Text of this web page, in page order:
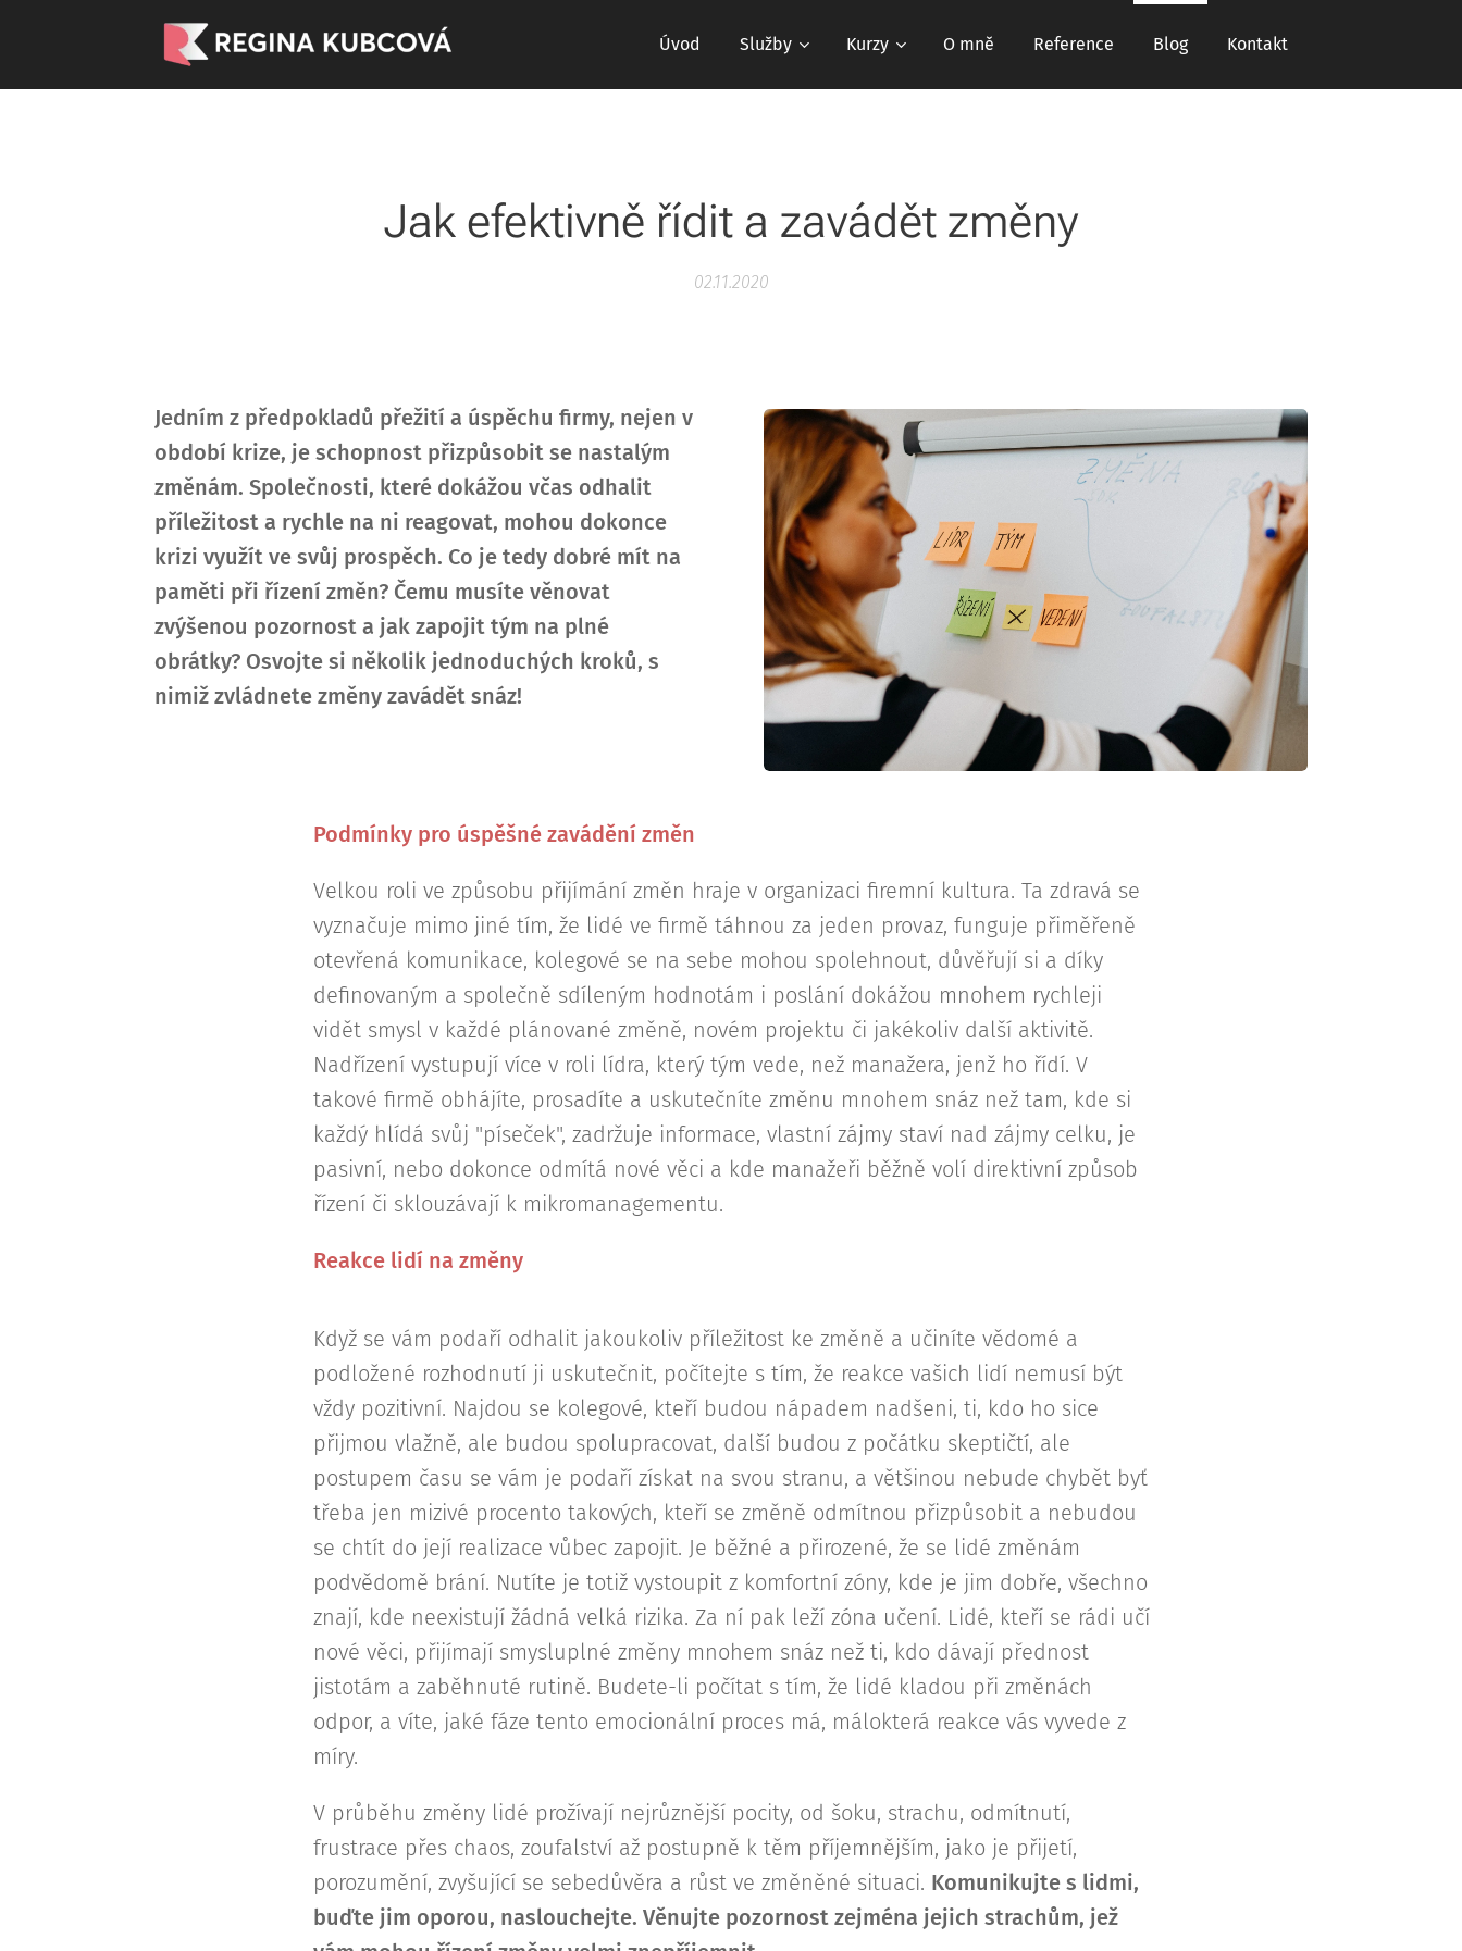
Úvod Služby Kurzy O mně Reference Blog Kontakt
Jak efektivně řídit a zavádět změny
02.11.2020
Jedním z předpokladů přežití a úspěchu firmy, nejen v
období krize, je schopnost přizpůsobit se nastalým
změnám. Společnosti, které dokážou včas odhalit
příležitost a rychle na ni reagovat, mohou dokonce
krizi využít ve svůj prospěch. Co je tedy dobré mít na
paměti při řízení změn? Čemu musíte věnovat
zvýšenou pozornost a jak zapojit tým na plné
obrátky? Osvojte si několik jednoduchých kroků, s
nimiž zvládnete změny zavádět snáz!
Podmínky pro úspěšné zavádění změn
Velkou roli ve způsobu přijímání změn hraje v organizaci firemní kultura. Ta zdravá se
vyznačuje mimo jiné tím, že lidé ve firmě táhnou za jeden provaz, funguje přiměřeně
otevřená komunikace, kolegové se na sebe mohou spolehnout, důvěřují si a díky
definovaným a společně sdíleným hodnotám i poslání dokážou mnohem rychleji
vidět smysl v každé plánované změně, novém projektu či jakékoliv další aktivitě.
Nadřízení vystupují více v roli lídra, který tým vede, než manažera, jenž ho řídí. V
takové firmě obhájíte, prosadíte a uskutečníte změnu mnohem snáz než tam, kde si
každý hlídá svůj "píseček", zadržuje informace, vlastní zájmy staví nad zájmy celku, je
pasivní, nebo dokonce odmítá nové věci a kde manažeři běžně volí direktivní způsob
řízení či sklouzávají k mikromanagementu.
Reakce lidí na změny
Když se vám podaří odhalit jakoukoliv příležitost ke změně a učiníte vědomé a
podložené rozhodnutí ji uskutečnit, počítejte s tím, že reakce vašich lidí nemusí být
vždy pozitivní. Najdou se kolegové, kteří budou nápadem nadšeni, ti, kdo ho sice
přijmou vlažně, ale budou spolupracovat, další budou z počátku skeptičtí, ale
postupem času se vám je podaří získat na svou stranu, a většinou nebude chybět byť
třeba jen mizivé procento takových, kteří se změně odmítnou přizpůsobit a nebudou
se chtít do její realizace vůbec zapojit. Je běžné a přirozené, že se lidé změnám
podvědomě brání. Nutíte je totiž vystoupit z komfortní zóny, kde je jim dobře, všechno
znají, kde neexistují žádná velká rizika. Za ní pak leží zóna učení. Lidé, kteří se rádi učí
nové věci, přijímají smysluplné změny mnohem snáz než ti, kdo dávají přednost
jistotám a zaběhnuté rutině. Budete-li počítat s tím, že lidé kladou při změnách
odpor, a víte, jaké fáze tento emocionální proces má, málokterá reakce vás vyvede z
míry.
V průběhu změny lidé prožívají nejrůznější pocity, od šoku, strachu, odmítnutí,
frustrace přes chaos, zoufalství až postupně k těm příjemnějším, jako je přijetí,
porozumění, zvyšující se sebedůvěra a růst ve změněné situaci. Komunikujte s lidmi,
buďte jim oporou, naslouchejte. Věnujte pozornost zejména jejich strachům, jež